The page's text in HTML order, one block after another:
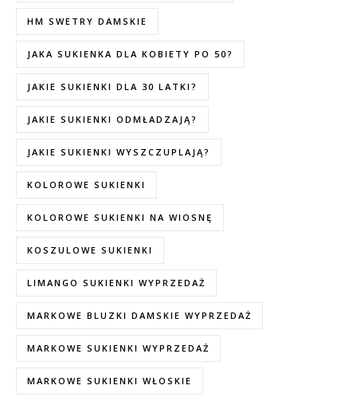
HM SWETRY DAMSKIE
JAKA SUKIENKA DLA KOBIETY PO 50?
JAKIE SUKIENKI DLA 30 LATKI?
JAKIE SUKIENKI ODMŁADZAJĄ?
JAKIE SUKIENKI WYSZCZUPLAJĄ?
KOLOROWE SUKIENKI
KOLOROWE SUKIENKI NA WIOSNĘ
KOSZULOWE SUKIENKI
LIMANGO SUKIENKI WYPRZEDAŻ
MARKOWE BLUZKI DAMSKIE WYPRZEDAŻ
MARKOWE SUKIENKI WYPRZEDAŻ
MARKOWE SUKIENKI WŁOSKIE